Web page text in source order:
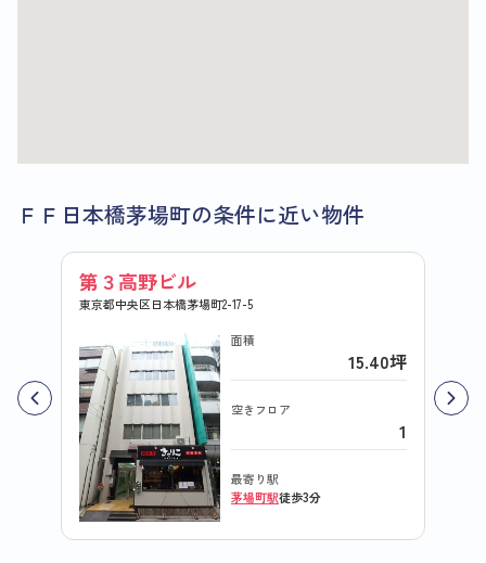
ＦＦ日本橋茅場町の条件に近い物件
第３高野ビル
東京都中央区日本橋茅場町2-17-5
面積
15.40坪
空きフロア
1
最寄り駅
茅場町駅徒歩3分